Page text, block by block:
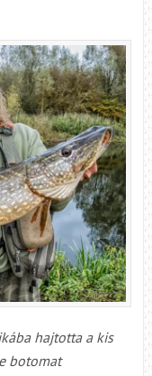
hajtotta a kis
botomat